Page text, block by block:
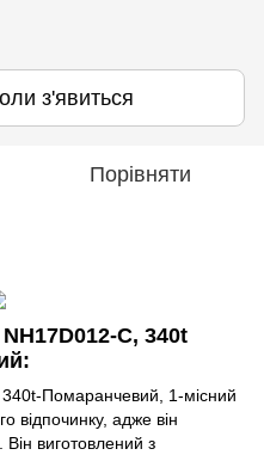
з'явиться
Порівняти
C, 340t
Помаранчевий, 1-місний
відпочинку, адже він
Він виготовлений з